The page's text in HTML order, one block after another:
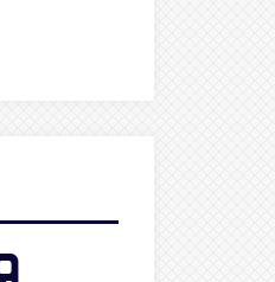
Instagram